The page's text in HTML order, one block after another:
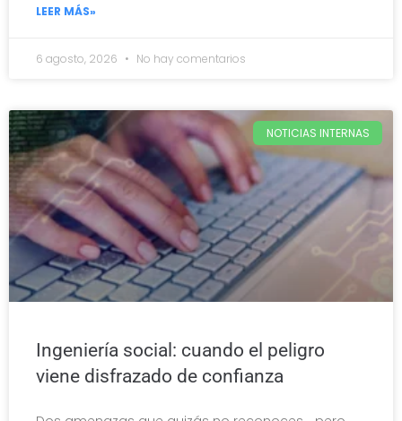
LEER MÁS»
6 agosto, 2026 No hay comentarios
NOTICIAS INTERNAS
Ingeniería social: cuando el peligro
viene disfrazado de confianza